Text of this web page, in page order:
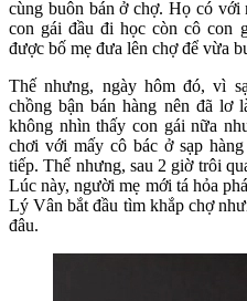
cùng buôn bán ở chợ. Họ có với
con gái đầu đi học còn cô
được bố mẹ đưa lên chợ để vừa
Thế nhưng, ngày hôm đó, vì
chồng bận bán hàng nên đã
không nhìn thấy con gái nữa
chơi với mấy cô bác ở sạp
tiếp. Thế nhưng, sau 2 giờ trôi
Lúc này, người mẹ mới tá hỏa
Lý Vân bắt đầu tìm khắp chợ
đâu.